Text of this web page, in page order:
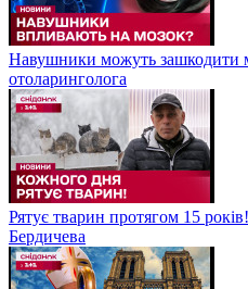
Навушники можуть зашкодити
отоларинголога
Рятує тварин протягом 15
Бердичева